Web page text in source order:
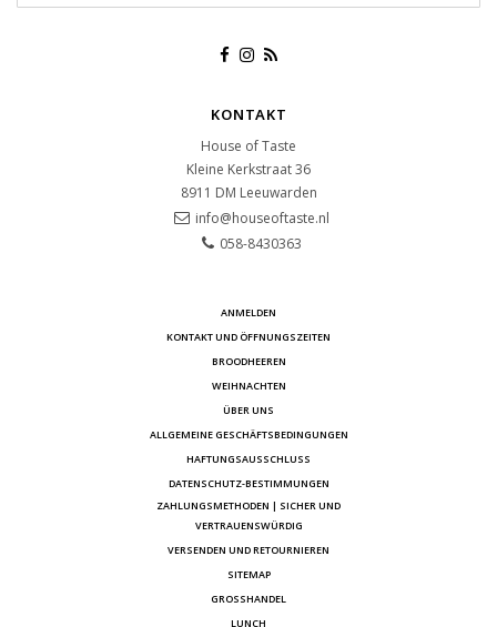
KONTAKT
House of Taste
Kleine Kerkstraat 36
8911 DM Leeuwarden
info@houseoftaste.nl
058-8430363
ANMELDEN
KONTAKT UND ÖFFNUNGSZEITEN
BROODHEEREN
WEIHNACHTEN
ÜBER UNS
ALLGEMEINE GESCHÄFTSBEDINGUNGEN
HAFTUNGSAUSSCHLUSS
DATENSCHUTZ-BESTIMMUNGEN
ZAHLUNGSMETHODEN | SICHER UND
VERTRAUENSWÜRDIG
VERSENDEN UND RETOURNIEREN
SITEMAP
GROSSHANDEL
LUNCH